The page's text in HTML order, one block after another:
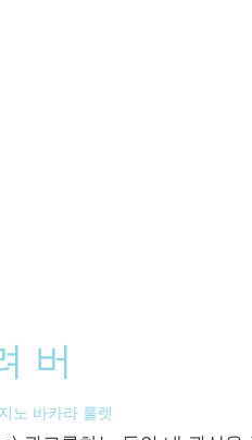
버
노 바카라 룰렛